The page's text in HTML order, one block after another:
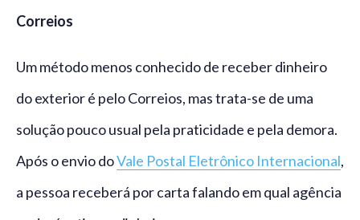
Correios
Um método menos conhecido de receber dinheiro
do exterior é pelo Correios, mas trata-se de uma
solução pouco usual pela praticidade e pela demora.
Após o envio doVale Postal Eletrônico Internacional,
a pessoa receberá por carta falando em qual agência